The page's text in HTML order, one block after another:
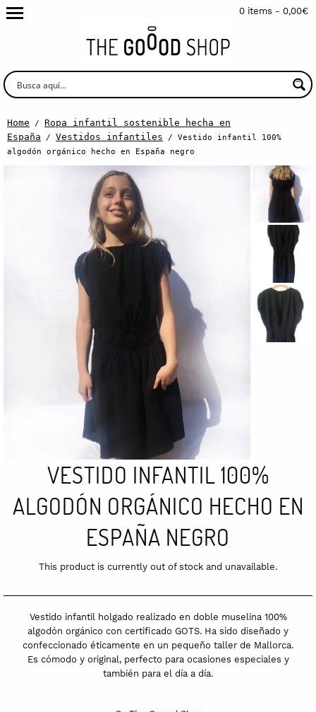
0 items - 0,00€
Home / Ropa infantil sostenible hecha en
España / Vestidos infantiles / Vestido infantil 100%
algodón orgánico hecho en España negro
VESTIDO INFANTIL 100%
ALGODÓN ORGÁNICO HECHO EN
ESPAÑA NEGRO
This product is currently out of stock and unavailable.
Vestido infantil holgado realizado en doble muselina 100%
algodón orgánico con certificado GOTS. Ha sido diseñado y
confeccionado éticamente en un pequeño taller de Mallorca.
Es cómodo y original, perfecto para ocasiones especiales y
también para el día a día.